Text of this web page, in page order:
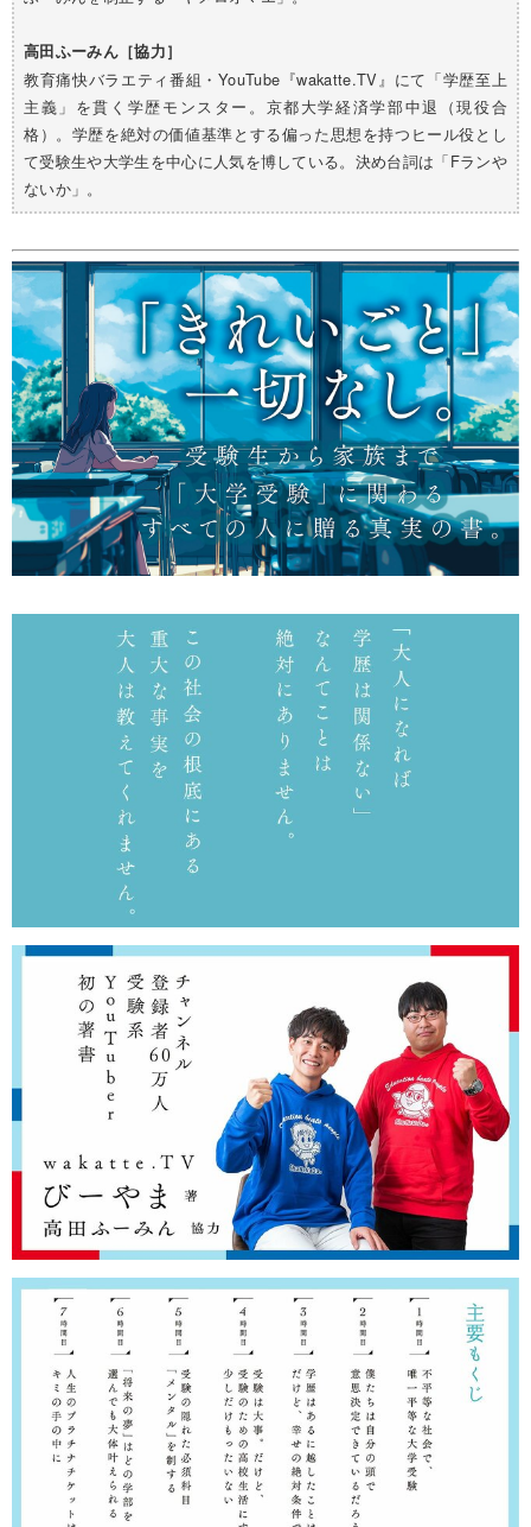
高田ふーみん［協力］
教育痛快バラエティ番組・YouTube『wakatte.TV』にて「学歴至上
主義」を貫く学歴モンスター。京都大学経済学部中退（現役合
格）。学歴を絶対の価値基準とする偏った思想を持つヒール役とし
て受験生や大学生を中心に人気を博している。決め台詞は「Fランや
ないか」。